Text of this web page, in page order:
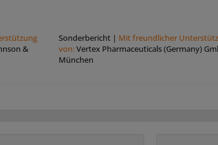
&
Sonderbericht| Mit freundlicher
von:Vertex Pharmaceuticals (Germany)
München